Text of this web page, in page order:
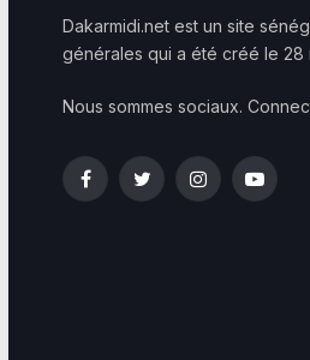
Dakarmidi.net est un site
générales qui a été créé le 28
Nous sommes sociaux.
FacebookTwitterInstagram